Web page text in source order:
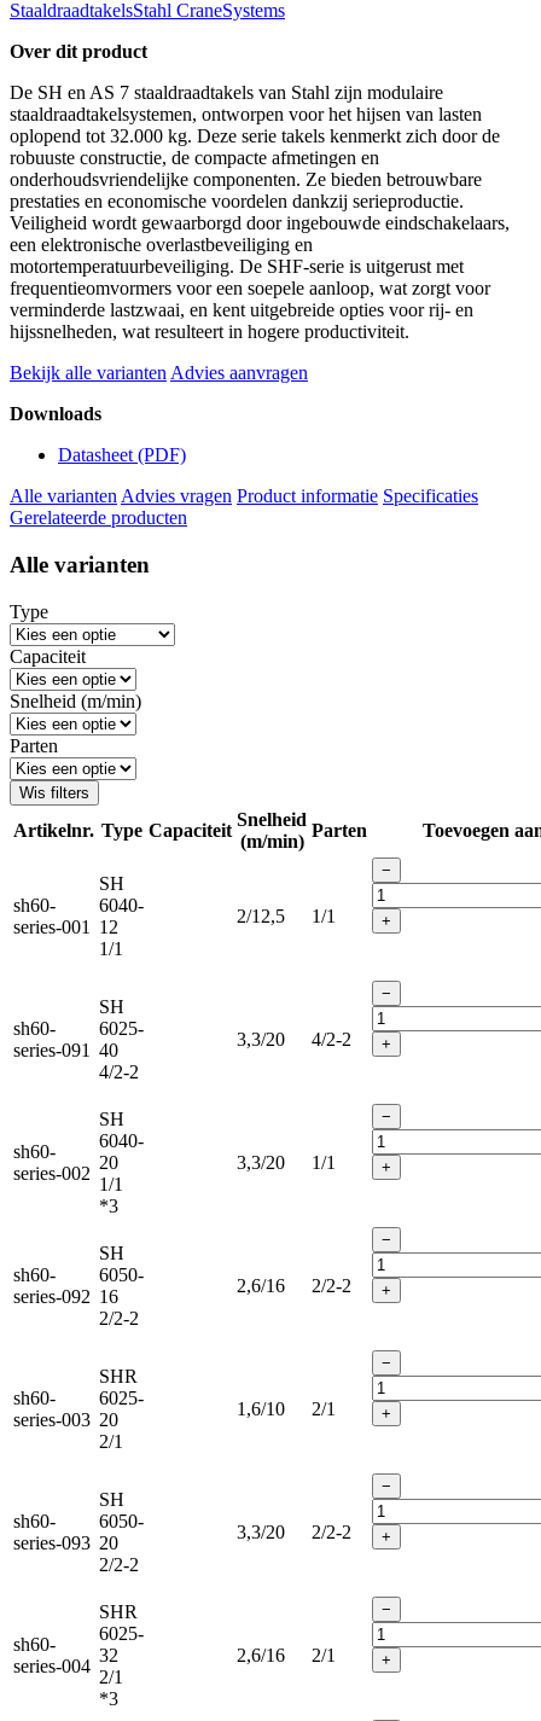
StaaldraadtakelsStahl CraneSystems
Over dit product
De SH en AS 7 staaldraadtakels van Stahl zijn modulaire
staaldraadtakelsystemen, ontworpen voor het hijsen van lasten
oplopend tot 32.000 kg. Deze serie takels kenmerkt zich door de
robuuste constructie, de compacte afmetingen en
onderhoudsvriendelijke componenten. Ze bieden betrouwbare
prestaties en economische voordelen dankzij serieproductie.
Veiligheid wordt gewaarborgd door ingebouwde eindschakelaars,
een elektronische overlastbeveiliging en
motortemperatuurbeveiliging. De SHF-serie is uitgerust met
frequentieomvormers voor een soepele aanloop, wat zorgt voor
verminderde lastzwaai, en kent uitgebreide opties voor rij- en
hijssnelheden, wat resulteert in hogere productiviteit.
Bekijk alle varianten Advies aanvragen
Downloads
Datasheet (PDF)
Alle varianten Advies vragen Product informatie Specificaties
Gerelateerde producten
Alle varianten
Type
Capaciteit
Snelheid (m/min)
Parten
Wis filters
Artikelnr. Type Capaciteit
Snelheid
(m/min)
Parten Toevoegen
sh60-
series-001
SH
6040-
12
1/1
2/12,5 1/1
−
+
sh60-
series-091
SH
6025-
40
4/2-2
3,3/20 4/2-2
−
+
sh60-
series-002
SH
6040-
20
1/1
*3
3,3/20 1/1
−
+
sh60-
series-092
SH
6050-
16
2/2-2
2,6/16 2/2-2
−
+
sh60-
series-003
SHR
6025-
20
2/1
1,6/10 2/1
−
+
sh60-
series-093
SH
6050-
20
2/2-2
3,3/20 2/2-2
−
+
sh60-
series-004
SHR
6025-
32
2/1
*3
2,6/16 2/1
−
+